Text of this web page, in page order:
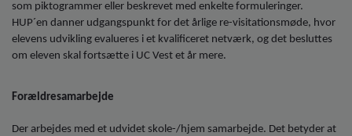
som piktogrammer eller beskrevet med enkelte formuleringer.
HUP´en danner udgangspunkt for det årlige re-visitationsmøde, hvor
elevens udvikling evalueres i et kvalificeret netværk, og det besluttes
om eleven skal fortsætte i UC Vest et år mere.
Forældresamarbejde
Der arbejdes med et udvidet skole-/hjem samarbejde. Det betyder at